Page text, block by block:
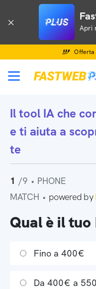
Apri
Offerta
Il tool IA che
e ti aiuta a
te
1 /9 • PHONE
MATCH • powered by
Qual è il tuo
Fino a 400€
Da 400€ a